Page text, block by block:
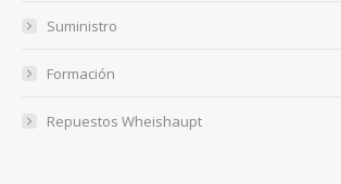
Suministro
Formación
Repuestos Wheishaupt